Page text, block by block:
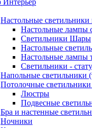
Интерьер
Настольные
Настольные лампы
Светильники Шары
Настольные
Настольные лампы
Светильники -
Напольные светильники
Потолочные
Люстры
Подвесные
Бра и настенные
Ночники